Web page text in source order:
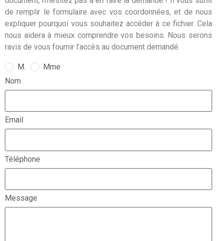
de remplir le formulaire avec vos coordonnées, et de nous
expliquer pourquoi vous souhaitez accéder à ce fichier. Cela
nous aidera à mieux comprendre vos besoins. Nous serons
ravis de vous fournir l’accès au document demandé.
M.
Mme
Nom
Email
Téléphone
Message